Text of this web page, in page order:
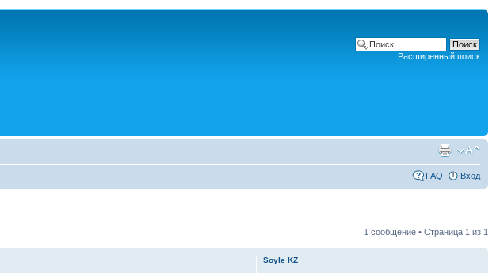
Расширенный поиск
FAQ Вход
1 сообщение • Страница 1 из 1
Soyle KZ